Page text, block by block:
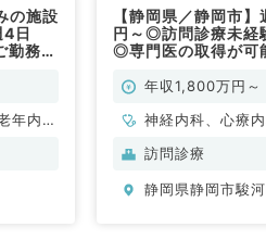
の施設
日
勤務
年内
【静岡県／静岡市
円～◎訪問診療未経
◎専門医の取得が可
可能な訪問診療のお
年収1,800万円～
神経内科、心療
形成外科、美容外
小児外科、泌尿
訪問診療
静岡県静岡市駿